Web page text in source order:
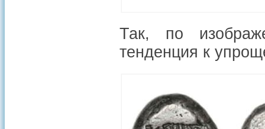
Так, по
тенденция к